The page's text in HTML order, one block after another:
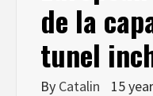
de la
tunel
By Catalin 15